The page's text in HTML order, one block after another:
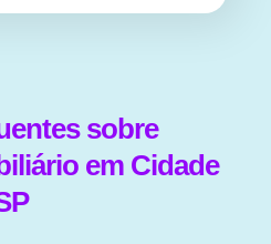
sobre
em Cidade